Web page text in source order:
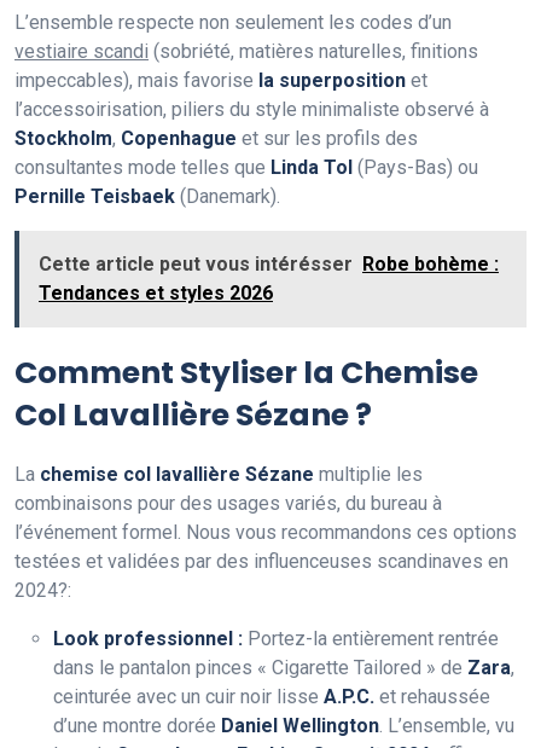
L’ensemble respecte non seulement les codes d’un
vestiaire scandi (sobriété, matières naturelles, finitions
impeccables), mais favorise la superposition et
l’accessoirisation, piliers du style minimaliste observé à
Stockholm, Copenhague et sur les profils des
consultantes mode telles que Linda Tol (Pays-Bas) ou
Pernille Teisbaek (Danemark).
Cette article peut vous intérésser
Robe bohème :
Tendances et styles 2026
Comment Styliser la Chemise
Col Lavallière Sézane ?
La chemise col lavallière Sézane multiplie les
combinaisons pour des usages variés, du bureau à
l’événement formel. Nous vous recommandons ces options
testées et validées par des influenceuses scandinaves en
2024?:
Look professionnel : Portez-la entièrement rentrée
dans le pantalon pinces « Cigarette Tailored » de Zara,
ceinturée avec un cuir noir lisse A.P.C. et rehaussée
d’une montre dorée Daniel Wellington. L’ensemble, vu